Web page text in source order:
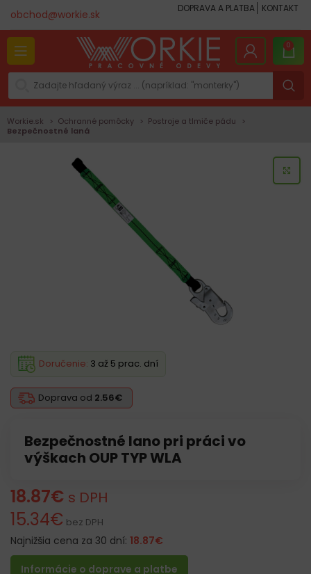
obchod@workie.sk DOPRAVA A PLATBA KONTAKT
0
Workie.sk Ochranné pomôcky
Postroje a tlmiče pádu
Bezpečnostné laná
Bezpečnostné lano pri práci vo
výškach OUP TYP WLA
Doprava od 2.56€
Doručenie: 3 až 5 prac. dní
18.87€ s DPH
15.34€ bez DPH
Najnižšia cena za 30 dní: 18.87€
Informácie o doprave a platbe